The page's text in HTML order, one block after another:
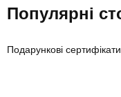
Популярні
Подарункові